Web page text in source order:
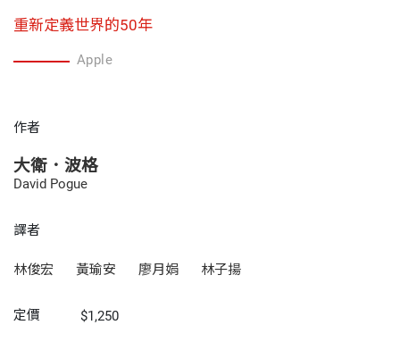
重新定義世界的50年
Apple
作者
大衛．波格
David Pogue
譯者
林俊宏 黃瑜安 廖月娟 林子揚
定價 $1,250